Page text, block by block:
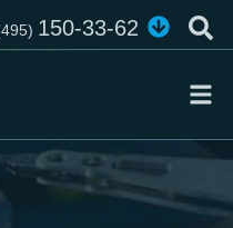
150-33-62